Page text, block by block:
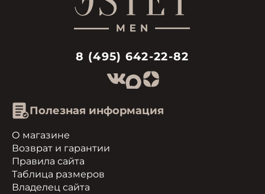
8 (495) 642-22-82
Полезная информация
О магазине
Возврат и гарантии
Правила сайта
Таблица размеров
Владелец сайта